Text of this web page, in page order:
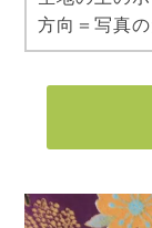
方向＝写真の